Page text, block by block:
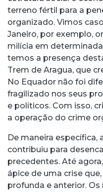
terreno fértil para a
organizado. Vimos
Janeiro, por exemplo,
milícia em
temos a presença
Trem de Aragua, que
No Equador não foi
fragilizado nos seus
e políticos. Com isso,
a operação do crime
De maneira específica,
contribuiu para
precedentes. Até
ápice de uma crise
profunda e anterior.